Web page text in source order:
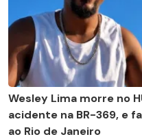
Wesley Lima morre no
acidente na BR-369, e
ao Rio de Janeiro